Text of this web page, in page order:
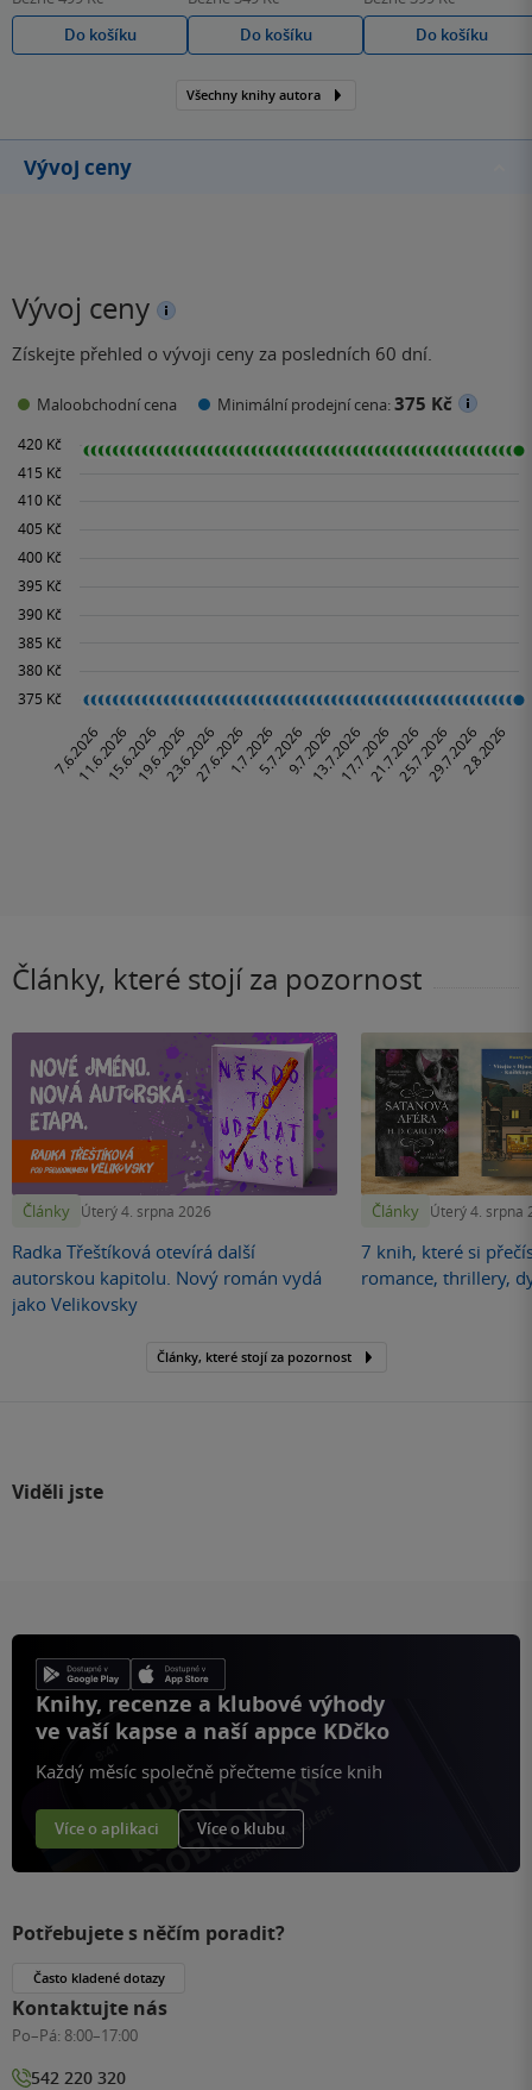
Do košíku
Do košíku
Do košíku
Všechny knihy autora
Vývoj ceny
Vývoj ceny
Získejte přehled o vývoji ceny za posledních 60 dní.
Maloobchodní cena Minimální prodejní cena:375 Kč
Články, které stojí za pozornost
Články Úterý 4. srpna 2026
Radka Třeštíková otevírá další
autorskou kapitolu. Nový román vydá
jako Velikovsky
Články Úterý 4. srpna
7 knih, které si
romance, thrillery,
Články, které stojí za pozornost
Viděli jste
Knihy, recenze a klubové výhody
ve vaší kapse a naší appce KDčko
Každý měsíc společně přečteme tisíce knih
Více o aplikaci Více o klubu
Potřebujete s něčím poradit?
Často kladené dotazy
Kontaktujte nás
Po–Pá: 8:00–17:00
542 220 320